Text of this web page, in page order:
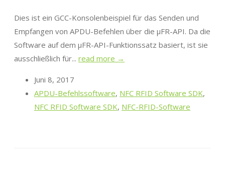
Dies ist ein GCC-Konsolenbeispiel für das Senden und
Empfangen von APDU-Befehlen über die μFR-API. Da die
Software auf dem μFR-API-Funktionssatz basiert, ist sie
ausschließlich für... read more →
Juni 8, 2017
APDU-Befehlssoftware, NFC RFID Software SDK,
NFC RFID Software SDK, NFC-RFID-Software